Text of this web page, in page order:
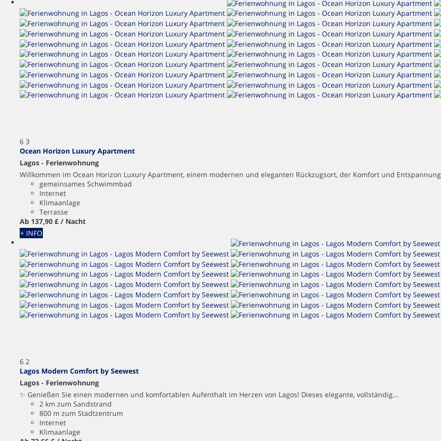
6 3
Ocean Horizon Luxury Apartment
Lagos - Ferienwohnung
Willkommen im Ocean Horizon Luxury Apartment, einem modernen und eleganten Rückzugsort, der Komfort und
gemeinsames Schwimmbad
Internet
Klimaanlage
Terrasse
Ab 137,90 £ / Nacht
+ INFO
6 2
Lagos Modern Comfort by Seewest
Lagos - Ferienwohnung
✨ Genießen Sie einen modernen und komfortablen Aufenthalt im Herzen von Lagos! Dieses elegante, vollständig...
2 km zum Sandstrand
800 m zum Stadtzentrum
Internet
Klimaanlage